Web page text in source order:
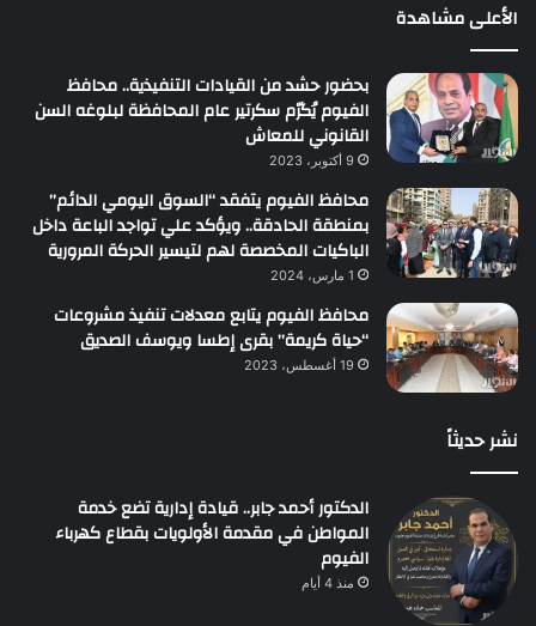
الأعلى مشاهدة
بحضور حشد من القيادات التنفيذية.. محافظ
الفيوم يُكرّم سكرتير عام المحافظة لبلوغه السن
القانوني للمعاش
9 أكتوبر، 2023
محافظ الفيوم يتفقد “السوق اليومي الدائم”
بمنطقة الحادقة.. ويؤكد علي تواجد الباعة داخل
الباكيات المخصصة لهم لتيسير الحركة المرورية
1 مارس، 2024
محافظ الفيوم يتابع معدلات تنفيذ مشروعات
“حياة كريمة” بقرى إطسا ويوسف الصديق
19 أغسطس، 2023
نشر حديثاً
الدكتور أحمد جابر.. قيادة إدارية تضع خدمة
المواطن في مقدمة الأولويات بقطاع كهرباء
الفيوم
منذ 4 أيام